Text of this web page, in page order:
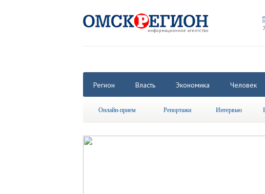
Регион Власть Экономика Человек
Онлайн-прием Репортажи Интервью